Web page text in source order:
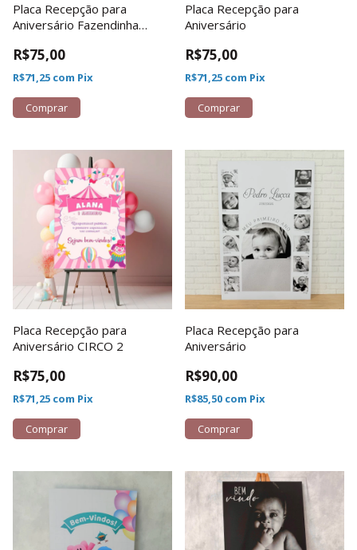
Placa Recepção para
Aniversário Fazendinha
R$75,00
R$71,25 com Pix
Comprar
Placa Recepção para
Aniversário
R$75,00
R$71,25 com Pix
Comprar
Placa Recepção para
Aniversário CIRCO 2
R$75,00
R$71,25 com Pix
Comprar
Placa Recepção para
Aniversário
R$90,00
R$85,50 com Pix
Comprar